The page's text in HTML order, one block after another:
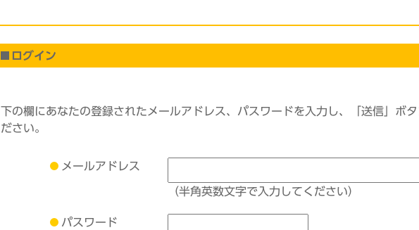
ログイン
下の欄にあなたの登録されたメールアドレス、パスワードを入力し、「送信」ボタ
ださい。
メールアドレス
（半角英数文字で入力してください）
パスワード